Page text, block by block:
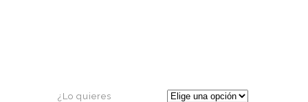
¿Lo quieres